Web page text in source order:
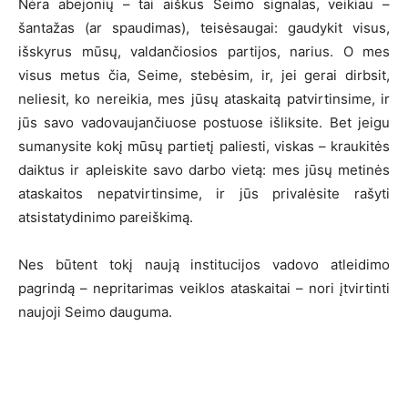
Nėra abejonių – tai aiškus Seimo signalas, veikiau –
šantažas (ar spaudimas), teisėsaugai: gaudykit visus,
išskyrus mūsų, valdančiosios partijos, narius. O mes
visus metus čia, Seime, stebėsim, ir, jei gerai dirbsit,
neliesit, ko nereikia, mes jūsų ataskaitą patvirtinsime, ir
jūs savo vadovaujančiuose postuose išliksite. Bet jeigu
sumanysite kokį mūsų partietį paliesti, viskas – kraukitės
daiktus ir apleiskite savo darbo vietą: mes jūsų metinės
ataskaitos nepatvirtinsime, ir jūs privalėsite rašyti
atsistatydinimo pareiškimą.
Nes būtent tokį naują institucijos vadovo atleidimo
pagrindą – nepritarimas veiklos ataskaitai – nori įtvirtinti
naujoji Seimo dauguma.